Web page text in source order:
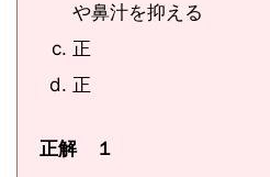
や鼻汁を抑える
正
正
正解 １